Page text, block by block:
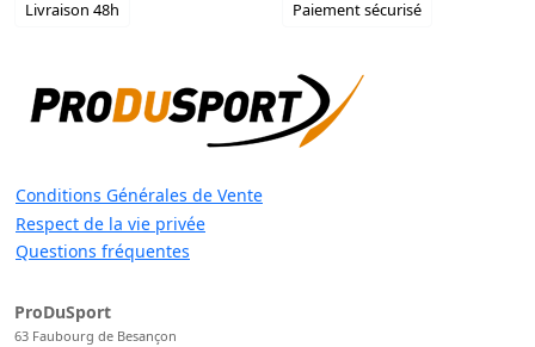
Livraison 48h Paiement sécurisé
Conditions Générales de Vente
Respect de la vie privée
Questions fréquentes
ProDuSport
63 Faubourg de Besançon